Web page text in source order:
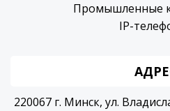
Промышленные
IP-
220067 г. Минск, ул.